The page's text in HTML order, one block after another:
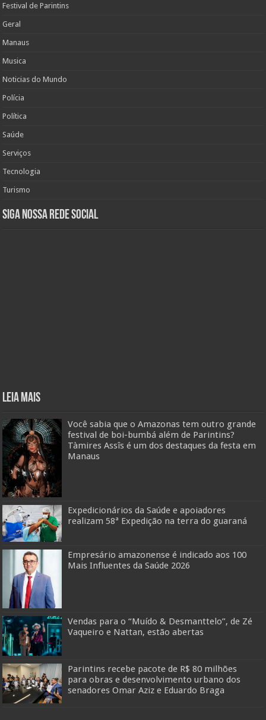
Festival de Parintins
Geral
Manaus
Musica
Noticias do Mundo
Polícia
Política
Saúde
Serviços
Tecnologia
Turismo
Siga nossa rede social
Leia mais
Você sabia que o Amazonas tem outro grande
festival de boi-bumbá além de Parintins?
Tàmires Assîs é um dos destaques da festa em
Manaus
Expedicionários da Saúde e apoiadores
realizam 58ª Expedição na terra do guaraná
Empresário amazonense é indicado aos 100
Mais Influentes da Saúde 2026
Vendas para o “Muído & Desmanttelo”, de Zé
Vaqueiro e Nattan, estão abertas
Parintins recebe pacote de R$ 80 milhões
para obras e desenvolvimento urbano dos
senadores Omar Aziz e Eduardo Braga